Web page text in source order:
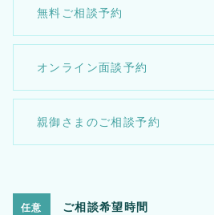
無料ご相談予約
オンライン面談予約
親御さまのご相談予約
任意 ご相談希望時間